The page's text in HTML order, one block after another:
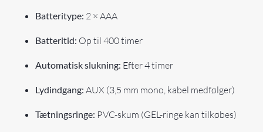
Batteritype: 2 × AAA
Batteritid: Op til 400 timer
Automatisk slukning: Efter 4 timer
Lydindgang: AUX (3,5 mm mono, kabel medfølger)
Tætningsringe: PVC-skum (GEL-ringe kan tilkøbes)